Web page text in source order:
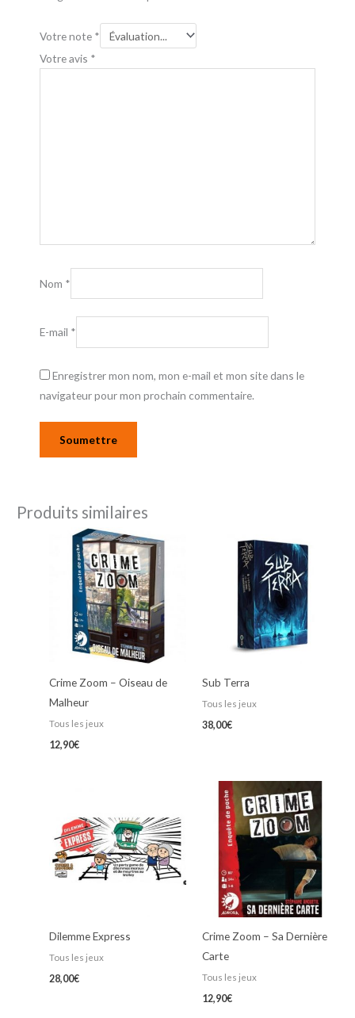
Votre note *
Votre avis *
Nom *
E-mail *
Enregistrer mon nom, mon e-mail et mon site dans le
navigateur pour mon prochain commentaire.
Produits similaires
Crime Zoom – Oiseau de
Malheur
Tous les jeux
12,90€
Sub Terra
Tous les jeux
38,00€
Dilemme Express
Tous les jeux
28,00€
Crime Zoom – Sa Dernière
Carte
Tous les jeux
12,90€